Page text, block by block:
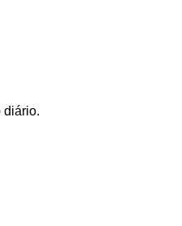
diário.